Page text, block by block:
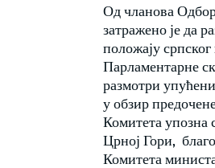
Од чланова
затражено је да
положају
Парламентарне
размотри
у обзир
Комитета упозна
Црној Гори,
Комитета